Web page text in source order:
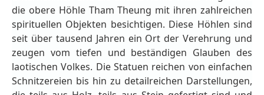
die obere Höhle Tham Theung mit ihren zahlreichen
spirituellen Objekten besichtigen. Diese Höhlen sind
seit über tausend Jahren ein Ort der Verehrung und
zeugen vom tiefen und beständigen Glauben des
laotischen Volkes. Die Statuen reichen von einfachen
Schnitzereien bis hin zu detailreichen Darstellungen,